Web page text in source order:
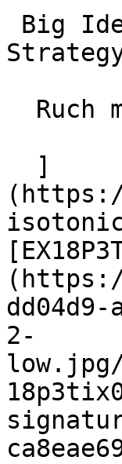
2-
low.jpg/